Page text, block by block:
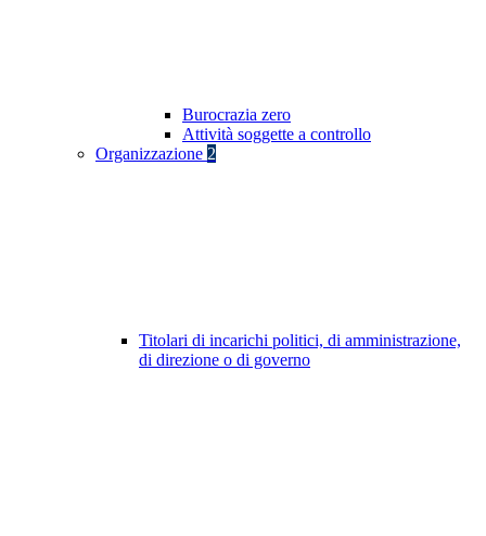
Burocrazia zero
Attività soggette a controllo
Organizzazione 2
Titolari di incarichi politici, di amministrazione,
di direzione o di governo